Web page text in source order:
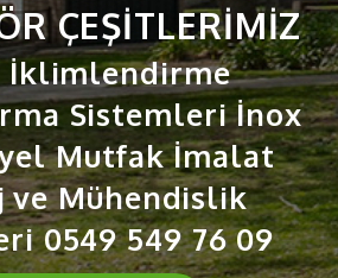
n
a
v
i
g
a
t
i
o
n
ÇEŞITLERIMIZ
İklimlendirme
Sistemleri İnox
Mutfak İmalat
ve Mühendislik
0549 549 76 09